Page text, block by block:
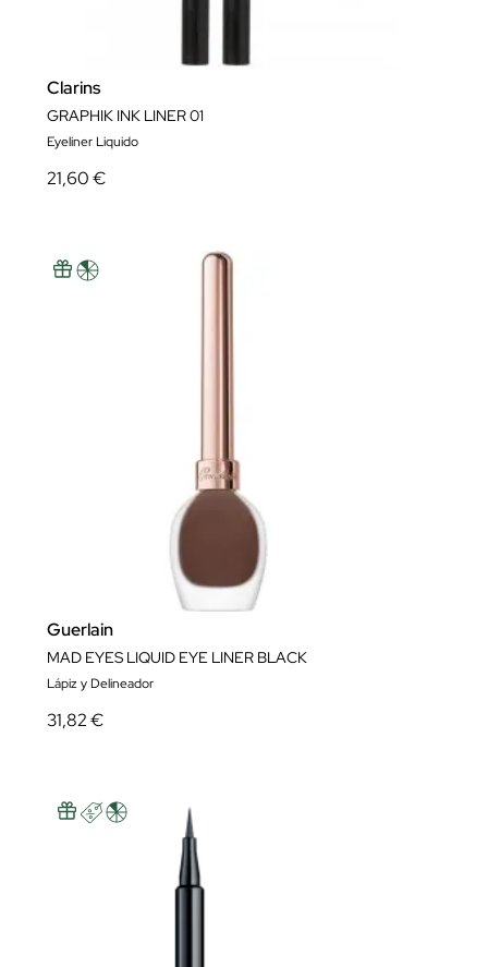
Clarins
GRAPHIK INK LINER 01
Eyeliner Liquido
21,60 €
Guerlain
MAD EYES LIQUID EYE LINER BLACK
Lápiz y Delineador
31,82 €